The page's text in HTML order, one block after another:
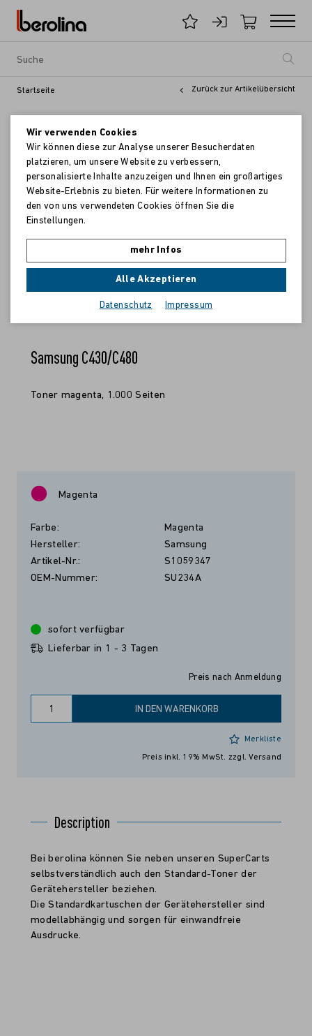
Startseite Zurück zur Artikelübersicht
Samsung C430/C480
Toner magenta, 1.000 Seiten
Magenta
Farbe:
Magenta
Hersteller:
Samsung
Artikel-Nr.:
S1059347
OEM-Nummer:
SU234A
Preis nach Anmeldung
sofort verfügbar
Lieferbar in 1 - 3 Tagen
IN DEN WARENKORB
Merkliste
Preis inkl. 19% MwSt. zzgl. Versand
Description
Bei berolina können Sie neben unseren SuperCarts
selbstverständlich auch den Standard-Toner der
Gerätehersteller beziehen.
Die Standardkartuschen der Gerätehersteller sind
modellabhängig und sorgen für einwandfreie
Ausdrucke.
Wir verwenden Cookies
Wir können diese zur Analyse unserer Besucherdaten
platzieren, um unsere Website zu verbessern,
personalisierte Inhalte anzuzeigen und Ihnen ein großartiges
Website-Erlebnis zu bieten. Für weitere Informationen zu
den von uns verwendeten Cookies öffnen Sie die
Einstellungen.
mehr Infos
Alle Akzeptieren
Datenschutz Impressum